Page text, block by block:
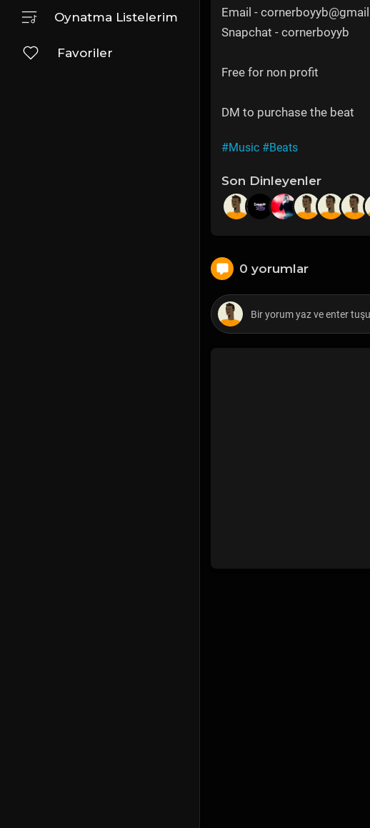
Oynatma Listelerim
Favoriler
Email -
Snapchat - cornerboyyb
Free for non profit
DM to purchase the beat
#Music #Beats
Son Dinleyenler
0 yorumlar